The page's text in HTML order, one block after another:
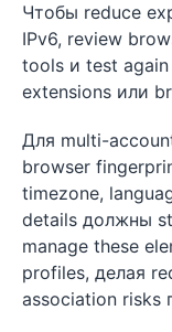
Чтобы reduce
IPv6, review
tools и test
extensions или
Для multi-
browser
timezone,
details должны
manage these
profiles, делая
association risks